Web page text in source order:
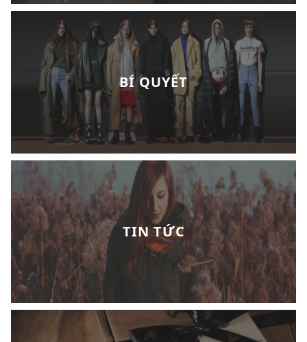
BÍ QUYẾT
TIN TỨC